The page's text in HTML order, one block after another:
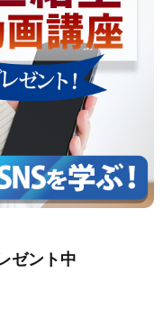
ゼント中